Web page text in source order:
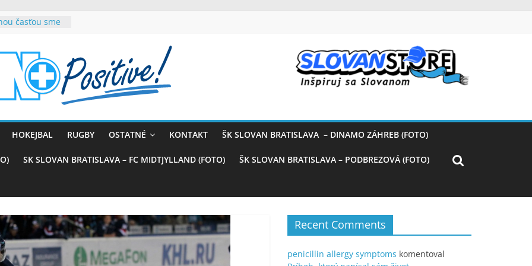
časťou sme
tímového
prvenstvo
nad
HOKEJBAL RUGBY OSTATNÉ KONTAKT ŠK SLOVAN BRATISLAVA – DINAMO ZÁHREB (FOTO)
SK SLOVAN BRATISLAVA – FC MIDTJYLLAND (FOTO) ŠK SLOVAN BRATISLAVA – PODBREZOVÁ (FOTO)
Recent Comments
penicillin allergy symptoms komentoval